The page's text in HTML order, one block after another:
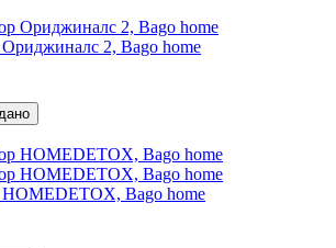
2, Bago home
Bago home